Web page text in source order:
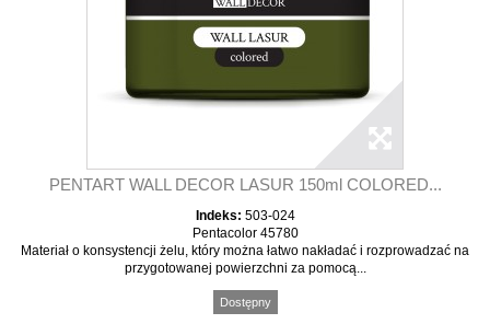
PENTART WALL DECOR LASUR 150ml COLORED...
Indeks: 503-024
Pentacolor 45780
Materiał o konsystencji żelu, który można łatwo nakładać i rozprowadzać na
przygotowanej powierzchni za pomocą...
Dostępny